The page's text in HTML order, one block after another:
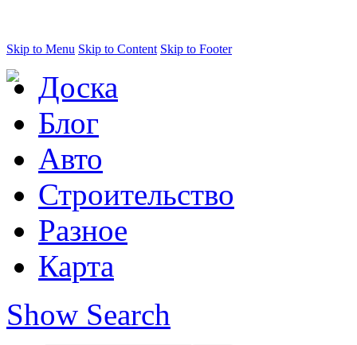
Skip to Menu Skip to Content Skip to Footer
Доска
Блог
Авто
Строительство
Разное
Карта
Show Search